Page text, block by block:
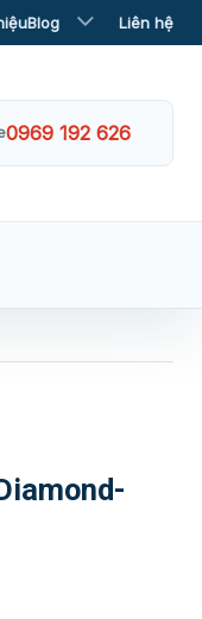
Blog Liên hệ
0969 192 626